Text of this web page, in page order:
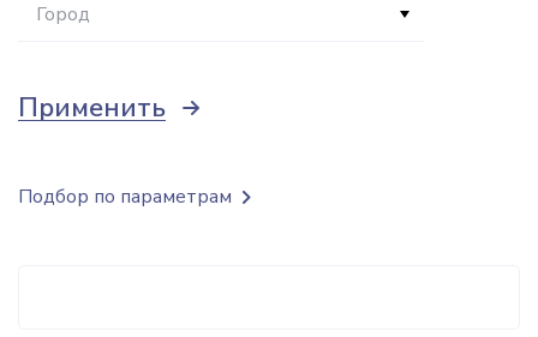
Город
Применить
Подбор по параметрам